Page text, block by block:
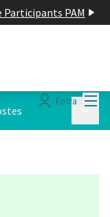
PAM
Entra